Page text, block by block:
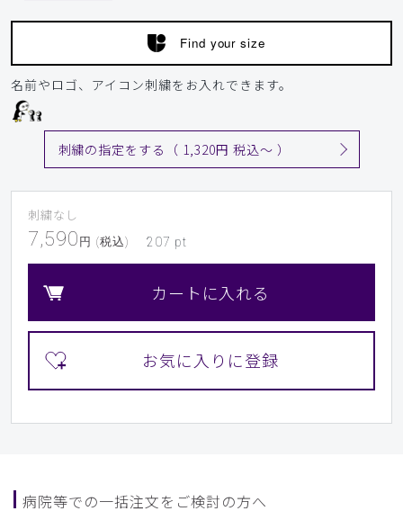
Find your size
名前やロゴ、アイコン刺繍をお入れできます。
刺繍の指定をする（ 1,320円 税込〜 ）
刺繍なし
7,590 円 (税込) 207 pt
カートに入れる
病院等での一括注文をご検討の方へ